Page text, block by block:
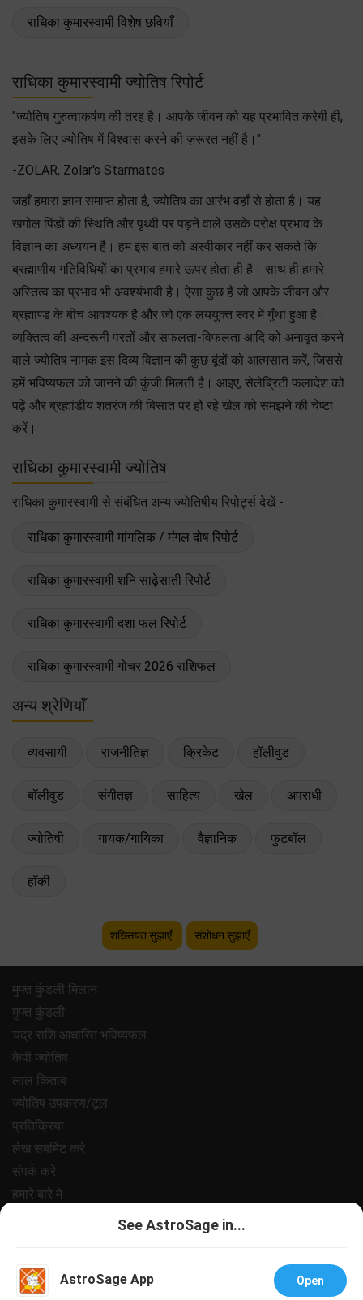
राधिका कुमारस्वामी विशेष छवियाँ
राधिका कुमारस्वामी ज्योतिष रिपोर्ट
"ज्योतिष गुरुत्वाकर्षण की तरह है। आपके जीवन को यह प्रभावित करेगी ही,
इसके लिए ज्योतिष में विश्वास करने की ज़रूरत नहीं है।"
-ZOLAR, Zolar's Starmates
जहाँ हमारा ज्ञान समाप्त होता है, ज्योतिष का आरंभ वहाँ से होता है। यह
खगोल पिंडों की स्थिति और पृथ्वी पर पड़ने वाले उसके परोक्ष प्रभाव के
विज्ञान का अध्ययन है। हम इस बात को अस्वीकार नहीं कर सकते कि
ब्रह्माणीय गतिविधियों का प्रभाव हमारे ऊपर होता ही है। साथ ही हमारे
अस्तित्व का प्रभाव भी अवश्यंभावी है। ऐसा कुछ है जो आपके जीवन और
ब्रह्माण्ड के बीच आवश्यक है और जो एक लययुक्त स्वर में गुँथा हुआ है।
व्यक्तित्व की अन्दरूनी परतों और सफलता-विफलता आदि को अनावृत करने
वाले ज्योतिष नामक इस दिव्य विज्ञान की कुछ बूंदों को आत्मसात करें, जिससे
हमें भविष्यफल को जानने की कुंजी मिलती है। आइए, सेलेब्रिटी फलादेश को
पढ़ें और ब्रह्मांडीय शतरंज की बिसात पर हो रहे खेल को समझने की चेष्टा
करें।
राधिका कुमारस्वामी ज्योतिष
राधिका कुमारस्वामी से संबंधित अन्य ज्योतिषीय रिपोर्ट्स देखें -
राधिका कुमारस्वामी मांगलिक / मंगल दोष रिपोर्ट
राधिका कुमारस्वामी शनि साढ़ेसाती रिपोर्ट
राधिका कुमारस्वामी दशा फल रिपोर्ट
राधिका कुमारस्वामी गोचर 2026 राशिफल
अन्य श्रेणियाँ
व्यवसायी राजनीतिज्ञ क्रिकेट हॉलीवुड
बॉलीवुड संगीतज्ञ साहित्य खेल अपराधी
ज्योतिषी गायक/गायिका वैज्ञानिक फुटबॉल
हॉकी
शख़्सियत सुझाएँ संशोधन सुझाएँ
मुफ्त कुंडली मिलान
मुफ्त कुंडली
चंद्र राशि आधारित भविष्यफल
केपी ज्योतिष
लाल किताब
ज्योतिष उपकरण/टूल
प्रतिक्रिया
लेख सबमिट करे
संपर्क करे
हमारे बारे मे
सहायता
See AstroSage in...
AstroSage App Open